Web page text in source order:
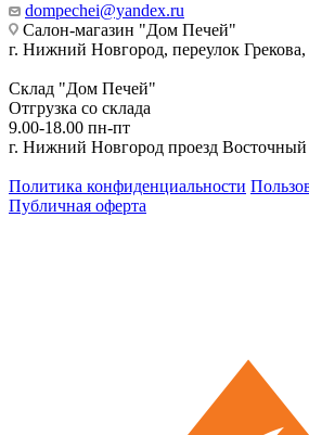
dompechei@yandex.ru
Салон-магазин "Дом Печей"
г. Нижний Новгород, переулок Грекова,
Склад "Дом Печей"
Отгрузка со склада
9.00-18.00 пн-пт
г. Нижний Новгород проезд Восточный
Политика конфиденциальности
Публичная оферта